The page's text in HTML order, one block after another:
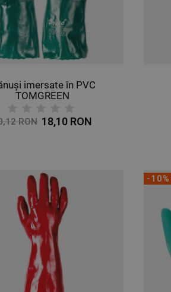
imersate în PVC
TOMGREEN
RON 18,10 RON
-10%